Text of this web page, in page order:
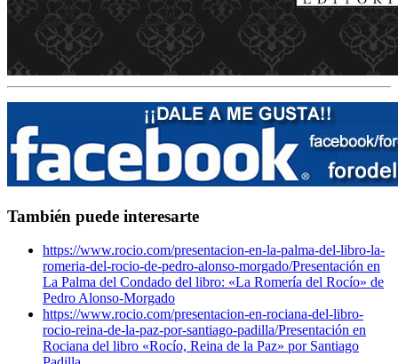
También puede interesarte
https://www.rocio.com/presentacion-en-la-palma-del-libro-la-
romeria-del-rocio-de-pedro-alonso-morgado/Presentación en
La Palma del Condado del libro: «La Romería del Rocío» de
Pedro Alonso-Morgado
https://www.rocio.com/presentacion-en-rociana-del-libro-
rocio-reina-de-la-paz-por-santiago-padilla/Presentación en
Rociana del libro «Rocío, Reina de la Paz» por Santiago